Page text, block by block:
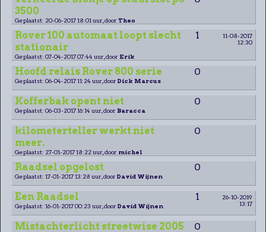
3500
Geplaatst: 20-06-2017 18:01 uur, door Theo
Rover 100 automaat loopt slecht
stationair
1
11-08-2017
12:30
Geplaatst: 07-04-2017 07:44 uur, door Erik
Hoofd relais Rover 800 serie 0
Geplaatst: 06-04-2017 11:24 uur, door Dick Marcus
Kofferbak opent niet 0
Geplaatst: 06-03-2017 16:14 uur, door Baracca
kilometerteller werkt niet
meer.
0
Geplaatst: 27-01-2017 18:22 uur, door michel
Raadsel opgelost 0
Geplaatst: 17-01-2017 13:28 uur, door David Wijnen
Een Raadsel 1
26-10-2019
13:17
Geplaatst: 16-01-2017 00:23 uur, door David Wijnen
Mistachterlicht streetwise 2005 0